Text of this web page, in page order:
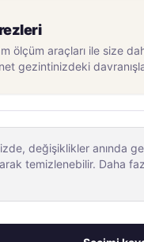
ölçüm araçları ile size
gezintinizdeki
değişiklikler anında
temizlenebilir. Daha